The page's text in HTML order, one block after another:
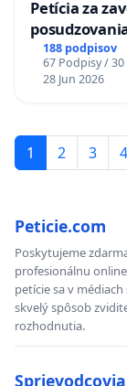
Petícia za
diabetom 1.
Policajného
188 podpisov
67 Podpisy /
28 Jun 2026
1 2 3 4
Peticie.com
Poskytujeme
profesionálnu
petície sa v
skvelý spôsob
rozhodnutia.
Sprievodcovia